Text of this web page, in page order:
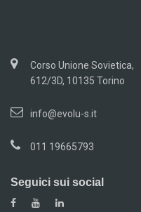
Corso Unione Sovietica,
612/3D, 10135 Torino
info@evolu-s.it
011 19665793
Seguici sui social